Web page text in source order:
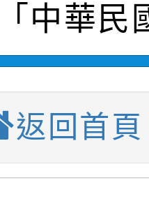
學期第7次
)
(第3招)】
期第9次代
(第4招)】
期第9次代
)
(第12招)】
學期第7次
)
市115學年
土語及新住
園市115學
中華民
返回首頁